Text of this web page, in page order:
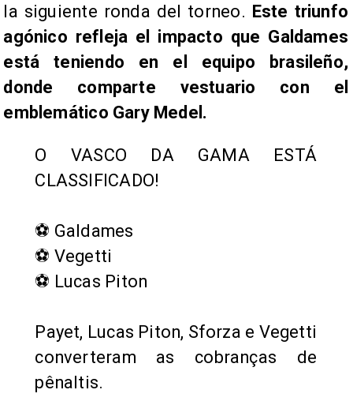
la siguiente ronda del torneo. Este triunfo
agónico refleja el impacto que Galdames
está teniendo en el equipo brasileño,
donde comparte vestuario con el
emblemático Gary Medel.
O VASCO DA GAMA ESTÁ
CLASSIFICADO!
⚽ Galdames
⚽ Vegetti
⚽ Lucas Piton
Payet, Lucas Piton, Sforza e Vegetti
converteram as cobranças de
pênaltis.